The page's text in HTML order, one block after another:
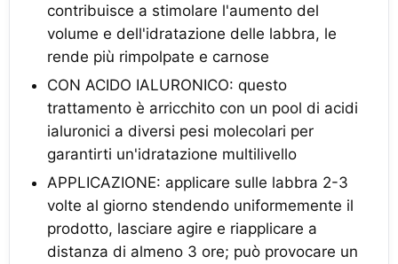
contribuisce a stimolare l'aumento del
volume e dell'idratazione delle labbra, le
rende più rimpolpate e carnose
CON ACIDO IALURONICO: questo
trattamento è arricchito con un pool di acidi
ialuronici a diversi pesi molecolari per
garantirti un'idratazione multilivello
APPLICAZIONE: applicare sulle labbra 2-3
volte al giorno stendendo uniformemente il
prodotto, lasciare agire e riapplicare a
distanza di almeno 3 ore; può provocare un